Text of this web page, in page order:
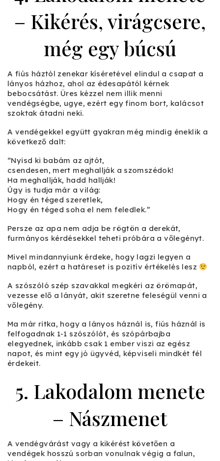
– Kikérés, virágcsere,
még egy búcsú
A fiús háztól zenekar kíséretével elindul a csapat a
lányos házhoz, ahol az édesapától kérnek
bebocsátást. Üres kézzel nem illik menni
vendégségbe, ugye, ezért egy finom bort, kalácsot
szoktak átadni neki.
A vendégekkel együtt gyakran még mindig éneklik a
következő dalt:
“Nyisd ki babám az ajtót,
csendesen, mert meghallják a szomszédok!
Ha meghallják, hadd hallják!
Úgy is tudja már a világ:
Hogy én téged szeretlek,
Hogy én téged soha el nem feledlek.”
Persze az apa nem adja be rögtön a derekát,
furmányos kérdésekkel teheti próbára a vőlegényt.
Mivel mindannyiunk érdeke, hogy lagzi legyen a
napból, ezért a határeset is pozitív értékelés lesz
A szószóló szép szavakkal megkéri az örömapát,
vezesse elő a lányát, akit szeretne feleségül venni a
vőlegény.
Ma már ritka, hogy a lányos háznál is, fiús háznál is
felfogadnak 1-1 szószólót, és szópárbajba
elegyednek, inkább csak 1 ember viszi az egész
napot, és mint egy jó ügyvéd, képviseli mindkét fél
érdekeit.
5. Lakodalom menete
– Nászmenet
A vendégvárást vagy a kikérést követően a
vendégek hosszú sorban vonulnak végig a falun,